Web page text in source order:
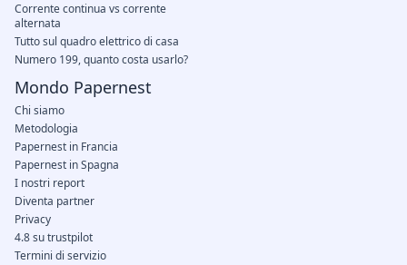
Corrente continua vs corrente
alternata
Tutto sul quadro elettrico di casa
Numero 199, quanto costa usarlo?
Mondo Papernest
Chi siamo
Metodologia
Papernest in Francia
Papernest in Spagna
I nostri report
Diventa partner
Privacy
4.8 su trustpilot
Termini di servizio